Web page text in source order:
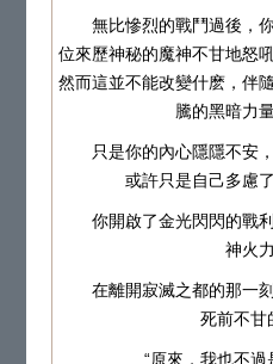
無比慘烈的戰鬥過後，
位來歷神秘的魔神不甘地怒
然而這並不能改變什麽，伴
騰的黑暗力
只是你的內心隱隱不安
或許只是自己多慮
你開啟了金光閃閃的戰
神火
在離開寂滅之都的那一
死前不甘
“原來，我也不